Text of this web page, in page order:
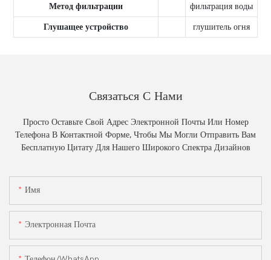
Метод фильтрации
фильтрация воды
Глушащее устройство
глушитель огня
Связаться С Нами
Просто Оставьте Свой Адрес Электронной Почты Или Номер
Телефона В Контактной Форме, Чтобы Мы Могли Отправить Вам
Бесплатную Цитату Для Нашего Широкого Спектра Дизайнов
Имя
Электронная Почта